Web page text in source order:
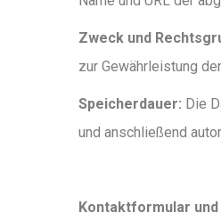
Zweck und
zur Gewährleistung
Speicherdauer: Die
und anschließend
Kontaktformular